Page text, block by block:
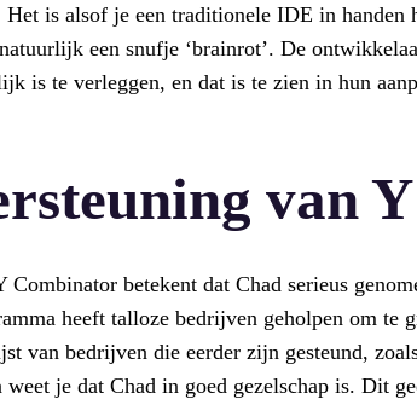
is alsof je een traditionele IDE in handen
een snufje ‘brainrot’. De
is te verleggen, en dat is te zien in hun
van
Combinator betekent dat Chad serieus
heeft talloze bedrijven geholpen om te
van bedrijven die eerder zijn gesteund,
je dat Chad in goed gezelschap is. Dit